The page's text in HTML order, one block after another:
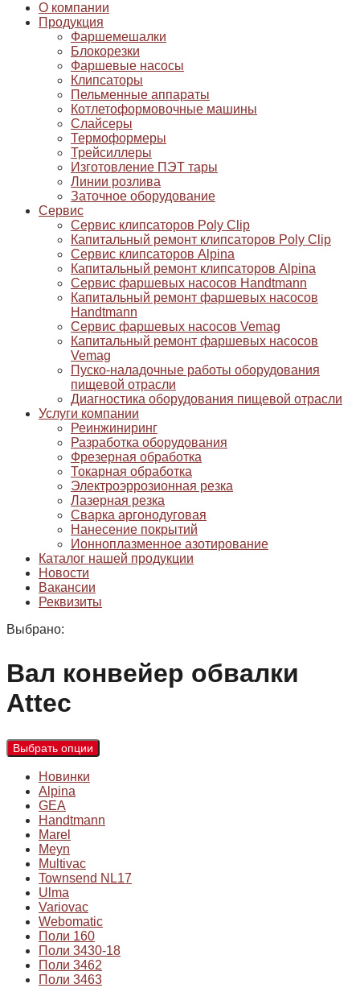
О компании
Продукция
Фаршемешалки
Блокорезки
Фаршевые насосы
Клипсаторы
Пельменные аппараты
Котлетоформовочные машины
Слайсеры
Термоформеры
Трейсиллеры
Изготовление ПЭТ тары
Линии розлива
Заточное оборудование
Сервис
Сервис клипсаторов Poly Clip
Капитальный ремонт клипсаторов Poly Clip
Сервис клипсаторов Alpina
Капитальный ремонт клипсаторов Alpina
Сервис фаршевых насосов Handtmann
Капитальный ремонт фаршевых насосов
Handtmann
Сервис фаршевых насосов Vemag
Капитальный ремонт фаршевых насосов
Vemag
Пуско-наладочные работы оборудования
пищевой отрасли
Диагностика оборудования пищевой отрасли
Услуги компании
Реинжиниринг
Разработка оборудования
Фрезерная обработка
Токарная обработка
Электроэррозионная резка
Лазерная резка
Сварка аргонодуговая
Нанесение покрытий
Ионноплазменное азотирование
Каталог нашей продукции
Новости
Вакансии
Реквизиты
Выбрано:
Вал конвейер обвалки
Attec
Выбрать опции
Новинки
Alpina
GEA
Handtmann
Marel
Meyn
Multivac
Townsend NL17
Ulma
Variovac
Webomatic
Поли 160
Поли 3430-18
Поли 3462
Поли 3463